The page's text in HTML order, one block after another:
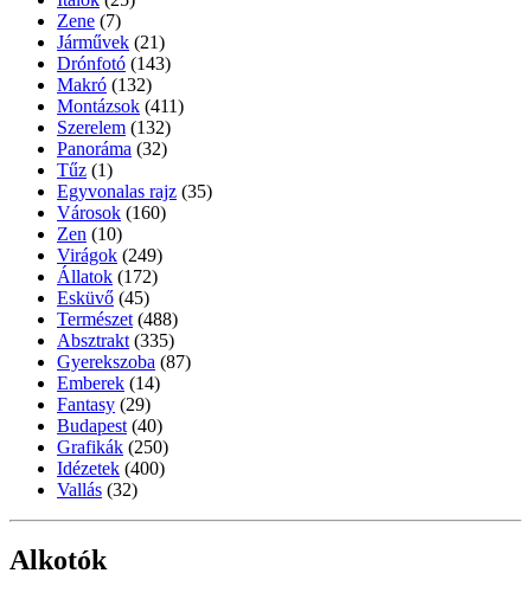
Zene (7)
Járművek (21)
Drónfotó (143)
Makró (132)
Montázsok (411)
Szerelem (132)
Panoráma (32)
Tűz (1)
Egyvonalas rajz (35)
Városok (160)
Zen (10)
Virágok (249)
Állatok (172)
Esküvő (45)
Természet (488)
Absztrakt (335)
Gyerekszoba (87)
Emberek (14)
Fantasy (29)
Budapest (40)
Grafikák (250)
Idézetek (400)
Vallás (32)
Alkotók